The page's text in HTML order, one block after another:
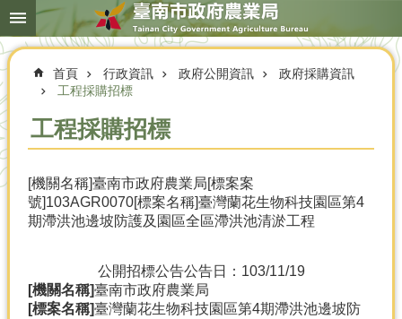
跳到主要內容區塊
搜
尋
進
簡
介
首頁 行政資訊 政府公開資訊
政府採購資訊
工程採購招標
工程採購招標
[機關名稱]臺南市政府農業局[標案案
號]103AGR0070[標案名稱]臺灣蘭花生物科技園區第4
期滯洪池邊坡防護及園區全區滯洪池清淤工程
公開招標公告公告日：103/11/19
[機關名稱]臺南市政府農業局
[標案名稱]臺灣蘭花生物科技園區第4期滯洪池邊坡防